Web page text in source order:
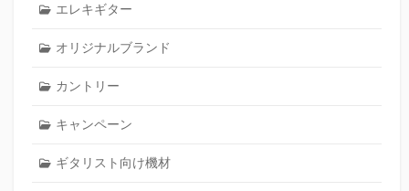
エレキギター
オリジナルブランド
カントリー
キャンペーン
ギタリスト向け機材